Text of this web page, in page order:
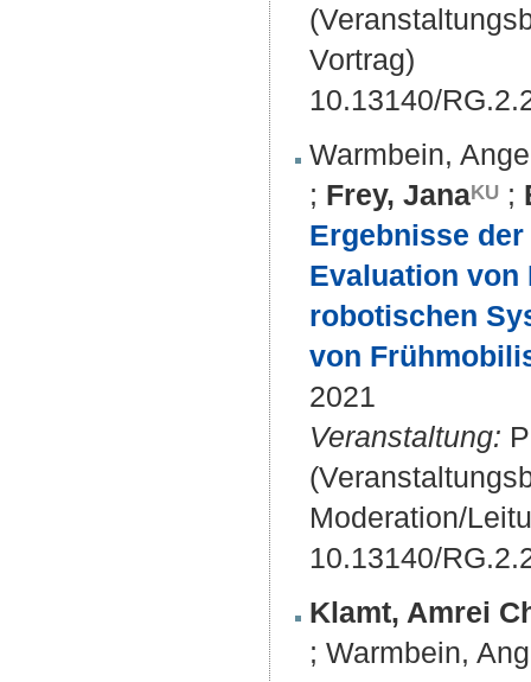
Vortrag)
10.13140/
Warmbein,
; Frey, Jana ;
Ergebnisse
Evaluation von
robotischen
von
2021
Veranstaltung:
Moderation/
10.13140/
Klamt, Amrei
; Warmbein,